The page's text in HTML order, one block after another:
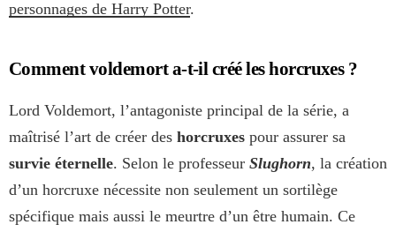
personnages de Harry Potter.
Comment voldemort a-t-il créé les horcruxes ?
Lord Voldemort, l’antagoniste principal de la série, a
maîtrisé l’art de créer des horcruxes pour assurer sa
survie éternelle. Selon le professeur Slughorn, la création
d’un horcruxe nécessite non seulement un sortilège
spécifique mais aussi le meurtre d’un être humain. Ce